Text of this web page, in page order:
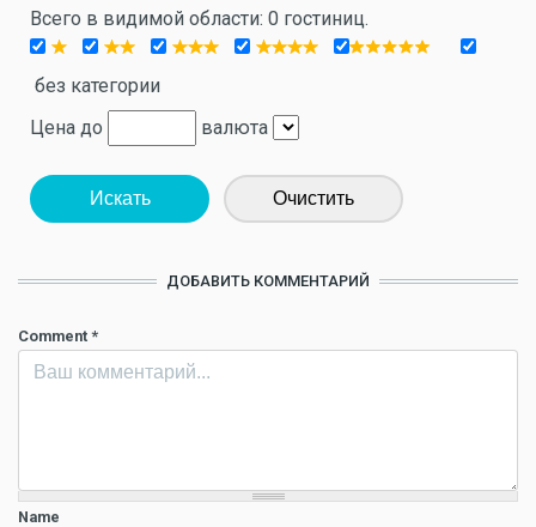
Всего в видимой области: 0 гостиниц.
без категории
Цена до
валюта
Искать Очистить
ДОБАВИТЬ КОММЕНТАРИЙ
Comment *
Name